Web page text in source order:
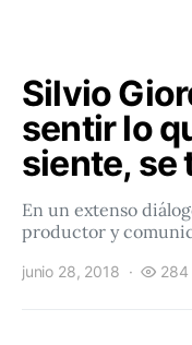
Silvio
sentir lo
siente, se
En un extenso
productor y
junio 28, 2018 284